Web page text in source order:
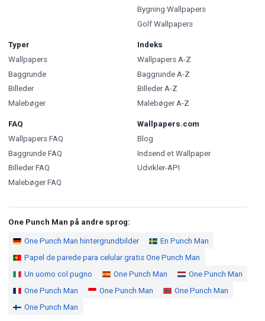
Bygning Wallpapers
Golf Wallpapers
Typer
Wallpapers
Baggrunde
Billeder
Malebøger
Indeks
Wallpapers A-Z
Baggrunde A-Z
Billeder A-Z
Malebøger A-Z
FAQ
Wallpapers FAQ
Baggrunde FAQ
Billeder FAQ
Malebøger FAQ
Wallpapers.com
Blog
Indsend et Wallpaper
Udvikler-API
One Punch Man på andre sprog:
One Punch Man hintergrundbilder
En Punch Man
Papel de parede para celular gratis One Punch Man
Un uomo col pugno
One Punch Man
One Punch Man
One Punch Man
One Punch Man
One Punch Man
One Punch Man